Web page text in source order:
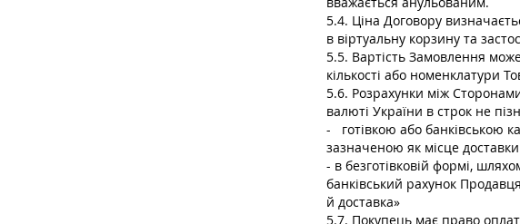
5.4. Ціна Договору
в віртуальну корзину та
5.5. Вартість Замовлення
кількості або номенклатури
5.6. Розрахунки між
валюті України в строк не
- готівкою або банківською
зазначеною як місце
- в безготівковій формі,
банківський рахунок
й доставка»
5.7. Покупець має право